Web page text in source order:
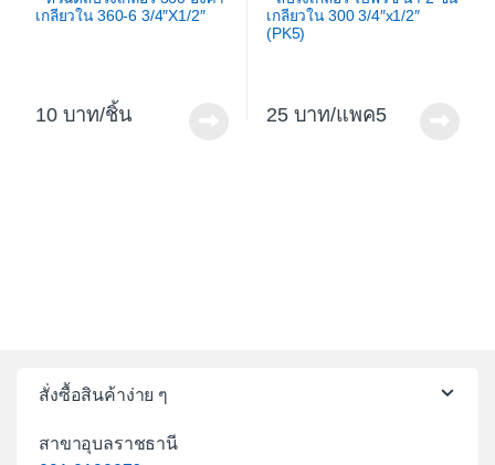
เกลียวใน 360-6 3/4″X1/2″
10 /ชิ้น
เกลียวใน 300 3/4″x1/2″
(PK5)
25 /แพค5
สั่งซื้อสินค้าง่าย ๆ
สาขาอุบลราชธานี